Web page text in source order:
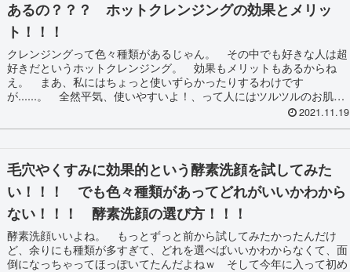
あるの？？？ ホットクレンジングの効果とメリッ
ト！！！
クレンジングって色々種類があるじゃん。 その中でも好きな人は超
好きだというホットクレンジング。 効果もメリットもあるからね
え。 まあ、私にはちょっと使いずらかったりするわけです
が......。 全然平気、使いやすいよ！、って人にはツルツルのお肌を
2021.11.19
毛穴やくすみに効果的という酵素洗顔を試してみた
い！！！ でも色々種類があってどれがいいかわから
ない！！！ 酵素洗顔の選び方！！！
酵素洗顔いいよね。 もっとずっと前から試してみたかったんだけ
ど、余りにも種類が多すぎて、どれを選べばいいかわからなくて、面
倒になっちゃってほっぽいてたんだよねｗ そして今年に入って初め